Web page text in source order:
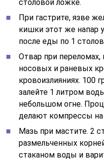
столовой ложке.
При гастрите, язве
кишки этот же напар
после еды по 1
Отвар при переломах,
носовых и раневых
кровоизлияниях. 100
залейте 1 литром
небольшом огне.
делают компрессы на
Мазь при мастите. 2
размельченных
стаканом воды и